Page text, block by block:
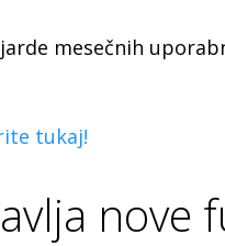
mesečnih
tukaj!
nove